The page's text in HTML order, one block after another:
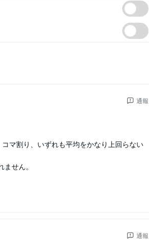
通報
マ割り、いずれも平均をかなり上回らない
せん。
通報